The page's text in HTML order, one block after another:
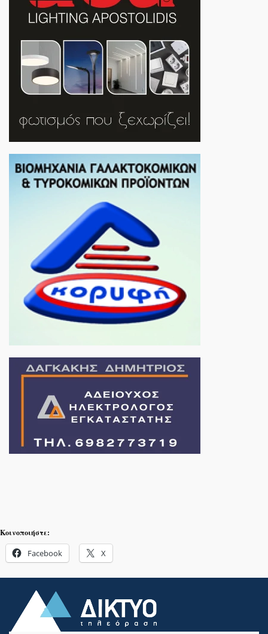
Κοινοποιήστε:
Facebook X